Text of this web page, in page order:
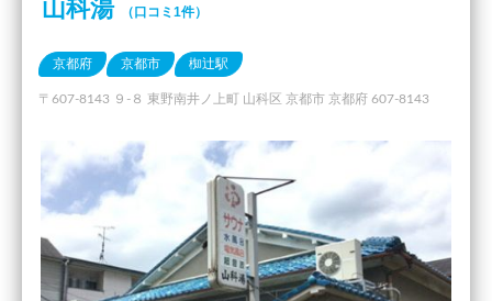
山科湯 （口コミ1件）
京都府 京都市 椥辻駅
〒607-8143 ９-８ 東野南井ノ上町 山科区 京都市 京都府 607-8143